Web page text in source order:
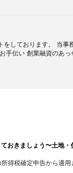
をしております。 当事
手伝い 創業融資のあっ
おきましょう〜土地・
得税確定申告から適用